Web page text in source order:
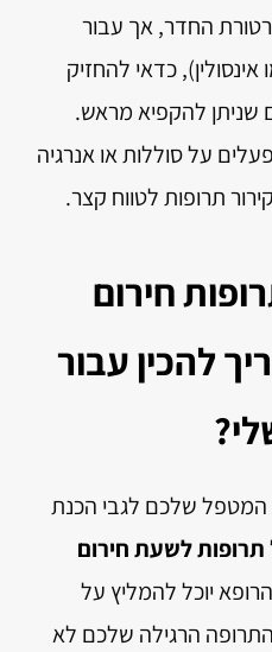
החדר, אך עבור
כדאי להחזיק
שניתן להקפיא מראש.
על סוללות או אנרגיה
תרופות לטווח קצר.
חירום
להכין עבור
המטפל שלכם לגבי הכנת
תרופות לשעת חירום
יוכל להמליץ על
הרגילה שלכם לא